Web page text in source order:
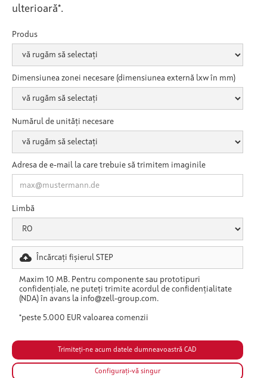
ulterioară*.
Produs
Dimensiunea zonei necesare (dimensiunea externă lxw în mm)
Numărul de unități necesare
Adresa de e-mail la care trebuie să trimitem imaginile
Limbă
Încărcați fișierul STEP
Maxim 10 MB. Pentru componente sau prototipuri
confidențiale, ne puteți trimite acordul de confidențialitate
(NDA) în avans la info@zell-group.com.
*peste 5.000 EUR valoarea comenzii
Configurați-vă singur